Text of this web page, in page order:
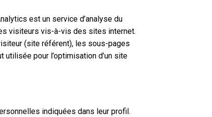
est un service d’analyse du
visiteurs vis-à-vis des sites internet.
(site référent), les sous-pages
pour l’optimisation d’un site
indiquées dans leur profil.